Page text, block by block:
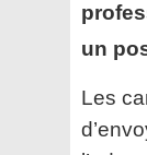
un
Les